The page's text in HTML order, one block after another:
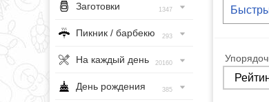
Заготовки 1347
Пикник / барбекю 293
На каждый день 20160
День рождения 385